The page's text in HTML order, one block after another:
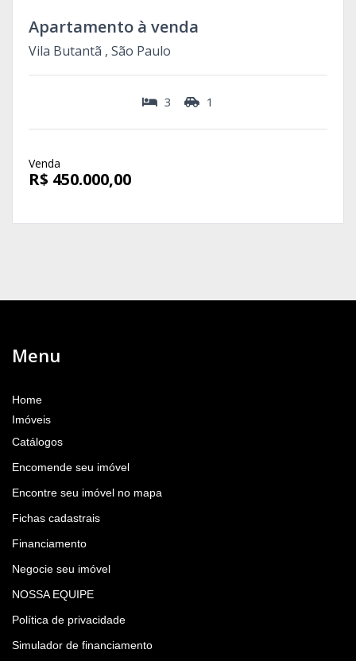
Apartamento à venda
Vila Butantã , São Paulo
3 1
Venda
R$ 450.000,00
Menu
Home
Imóveis
Catálogos
Encomende seu imóvel
Encontre seu imóvel no mapa
Fichas cadastrais
Financiamento
Negocie seu imóvel
NOSSA EQUIPE
Política de privacidade
Simulador de financiamento